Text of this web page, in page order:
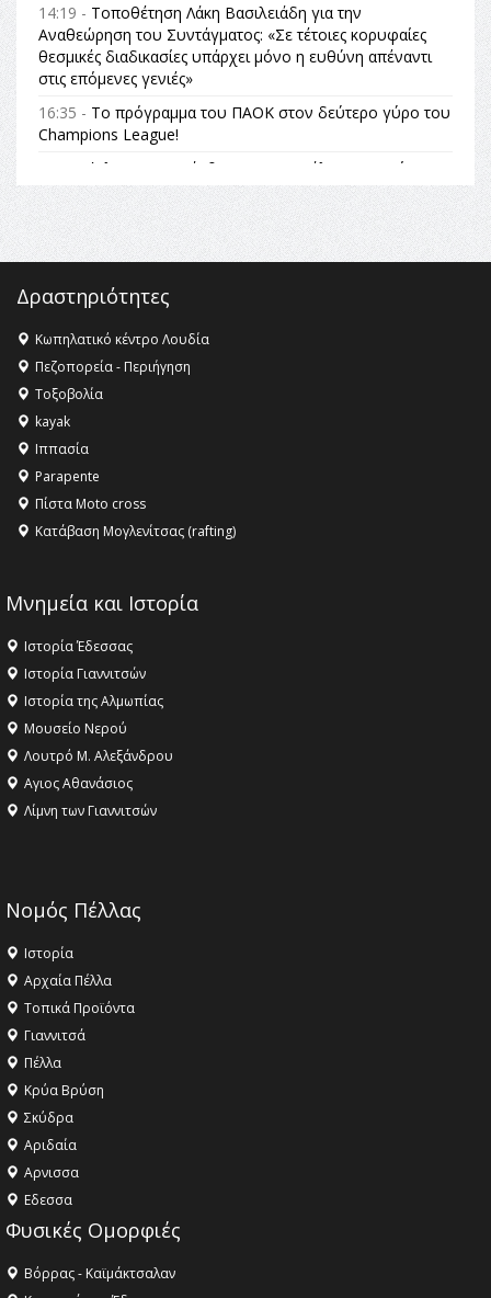
14:19 - Τοποθέτηση Λάκη Βασιλειάδη για την
Αναθεώρηση του Συντάγματος: «Σε τέτοιες κορυφαίες
θεσμικές διαδικασίες υπάρχει μόνο η ευθύνη απέναντι
στις επόμενες γενιές»
16:35 - Το πρόγραμμα του ΠΑΟΚ στον δεύτερο γύρο του
Champions League!
Όλυμπος: Εντάχθηκε στον Κατάλογο Παγκόσμιας
Κληρονομιάς της UNESCO – Ομόφωνη η απόφαση Ο
Όλυμπος αναγνωρίστηκε ως φυσικό και πολιτιστικό
αγαθό εξέχουσας οικουμενικής αξίας για την
ανθρωπότητα
16:18 -ΕΝΟΡΙΑΚΕΣ ΚΑΛΟΚΑΙΡΙΝΕΣ ΔΡΑΣΕΙΣ ΓΙΑ ΠΑΙΔΙΑ
ΣΤΗΝ ΕΔΕΣΣΑ
16:15 -Εργασίες συντήρησης οδοφωτισμού στην Ενωτική
Οδό Σίνδου από την Περιφέρεια Κεντρικής Μακεδονίας
11:36 -Λάκης Βασιλειάδης, Συνέντευξη PellaFm 103,3 για
το Μουσείο της Πέλλας, Λουτρά Πόζαρ και Χιονοδρομικό
18:09 -
όμορφο θερινό σινεμά της Ελλάδας!
Δραστηριότητες
Κωπηλατικό κέντρο Λουδία
Πεζοπορεία - Περιήγηση
Τοξοβολία
kayak
Ιππασία
Parapente
Πίστα Moto cross
Κατάβαση Μογλενίτσας (rafting)
Μνημεία και Ιστορία
Ιστορία Έδεσσας
Ιστορία Γιαννιτσών
Ιστορία της Αλμωπίας
Μουσείο Νερού
Λουτρό Μ. Αλεξάνδρου
Αγιος Αθανάσιος
Λίμνη των Γιαννιτσών
Νομός Πέλλας
Ιστορία
Αρχαία Πέλλα
Τοπικά Προϊόντα
Γιαννιτσά
Πέλλα
Κρύα Βρύση
Σκύδρα
Αριδαία
Aρνισσα
Eδεσσα
Φυσικές Ομορφιές
Βόρρας - Καϊμάκτσαλαν